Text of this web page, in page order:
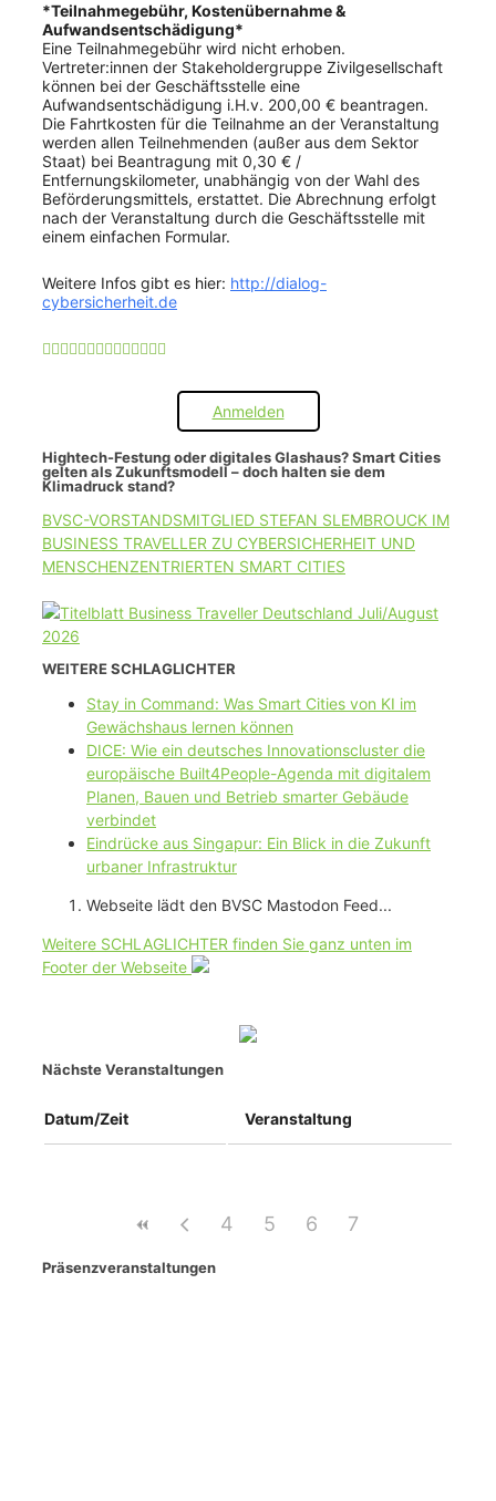
*Teilnahmegebühr, Kostenübernahme &
Aufwandsentschädigung*
Eine Teilnahmegebühr wird nicht erhoben.
Vertreter:innen der Stakeholdergruppe Zivilgesellschaft
können bei der Geschäftsstelle eine
Aufwandsentschädigung i.H.v. 200,00 € beantragen.
Die Fahrtkosten für die Teilnahme an der Veranstaltung
werden allen Teilnehmenden (außer aus dem Sektor
Staat) bei Beantragung mit 0,30 € /
Entfernungskilometer, unabhängig von der Wahl des
Beförderungsmittels, erstattet. Die Abrechnung erfolgt
nach der Veranstaltung durch die Geschäftsstelle mit
einem einfachen Formular.
Weitere Infos gibt es hier: http://dialog-
cybersicherheit.de
Anmelden
Hightech-Festung oder digitales Glashaus? Smart Cities
gelten als Zukunftsmodell – doch halten sie dem
Klimadruck stand?
BVSC-VORSTANDSMITGLIED STEFAN SLEMBROUCK IM
BUSINESS TRAVELLER ZU CYBERSICHERHEIT UND
MENSCHENZENTRIERTEN SMART CITIES
WEITERE SCHLAGLICHTER
Stay in Command: Was Smart Cities von KI im
Gewächshaus lernen können
DICE: Wie ein deutsches Innovationscluster die
europäische Built4People-Agenda mit digitalem
Planen, Bauen und Betrieb smarter Gebäude
verbindet
Eindrücke aus Singapur: Ein Blick in die Zukunft
urbaner Infrastruktur
Webseite lädt den BVSC Mastodon Feed...
Weitere SCHLAGLICHTER finden Sie ganz unten im
Footer der Webseite
Nächste Veranstaltungen
Datum/Zeit Veranstaltung
4 5 6 7
Präsenzveranstaltungen